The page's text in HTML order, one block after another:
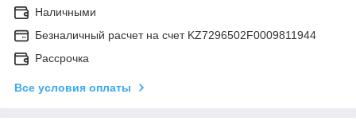
Наличными
Безналичный расчет на счет KZ7296502F0009811944
Рассрочка
Все условия оплаты